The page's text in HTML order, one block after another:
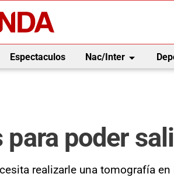
Espectaculos Nac/Interarrow_drop_down
poder
realizarle una tomografía